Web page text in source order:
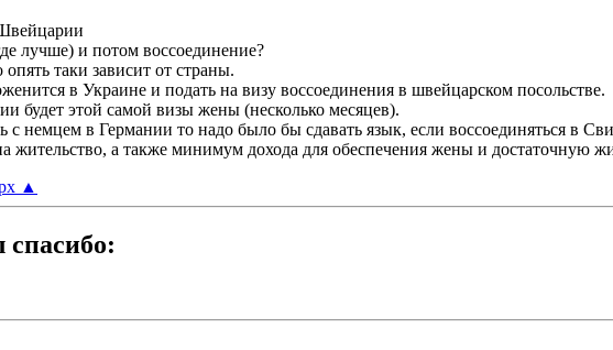
лучше) и потом воссоединение?
таки зависит от страны.
в Украине и подать на визу воссоединения в швейцарском посольстве.
будет этой самой визы жены (несколько месяцев).
с немцем в Германии то надо было бы сдавать язык, если воссоединяться в
жительство, а также минимум дохода для обеспечения жены и достаточную
▲
cпасибо: